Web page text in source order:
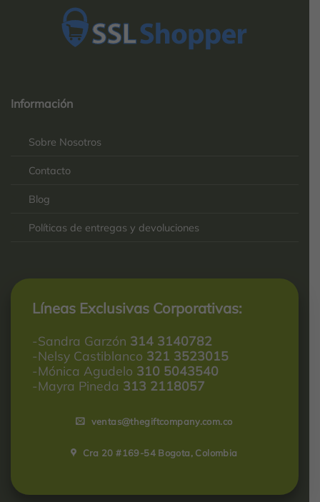
2025-
Información
Sobre Nosotros
Contacto
Blog
Políticas de entregas y devoluciones
Líneas Exclusivas Corporativas:
-Sandra Garzón 314 3140782
-Nelsy Castiblanco 321 3523015
-Mónica Agudelo 310 5043540
-Mayra Pineda 313 2118057
ventas@thegiftcompany.com.co
Cra 20 #169-54 Bogota, Colombia